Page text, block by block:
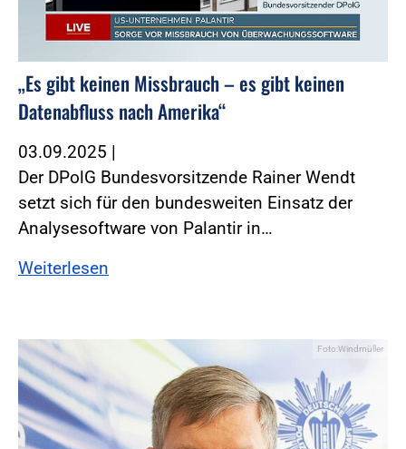
„Es gibt keinen Missbrauch – es gibt keinen
Datenabfluss nach Amerika“
03.09.2025 |
Der DPolG Bundesvorsitzende Rainer Wendt
setzt sich für den bundesweiten Einsatz der
Analysesoftware von Palantir in…
Weiterlesen
Foto:Windmüller